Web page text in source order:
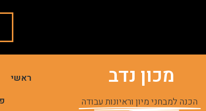
מכון נדב
הכנה למבחני מיון וראיונות עבודה
ראשי